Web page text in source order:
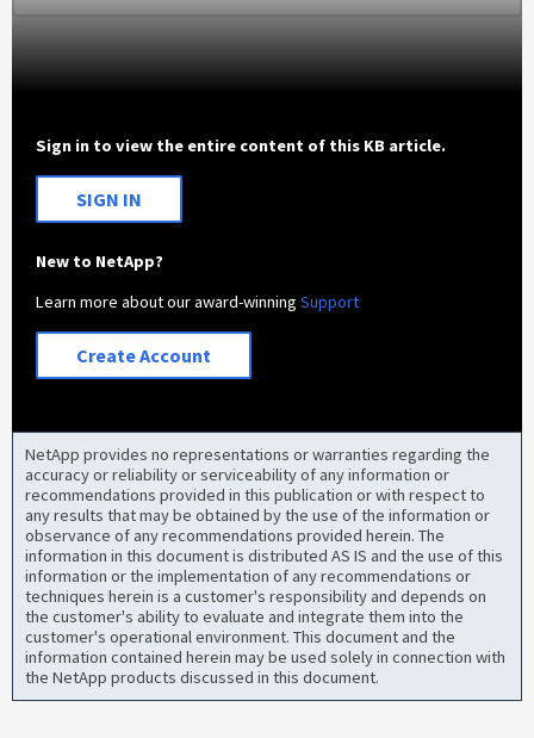
Sign in to view the entire content of this KB article.
SIGN IN
New to NetApp?
Learn more about our award-winningSupport
Create Account
NetApp provides no representations or warranties regarding the
accuracy or reliability or serviceability of any information or
recommendations provided in this publication or with respect to
any results that may be obtained by the use of the information or
observance of any recommendations provided herein. The
information in this document is distributed AS IS and the use of this
information or the implementation of any recommendations or
techniques herein is a customer's responsibility and depends on
the customer's ability to evaluate and integrate them into the
customer's operational environment. This document and the
information contained herein may be used solely in connection with
the NetApp products discussed in this document.